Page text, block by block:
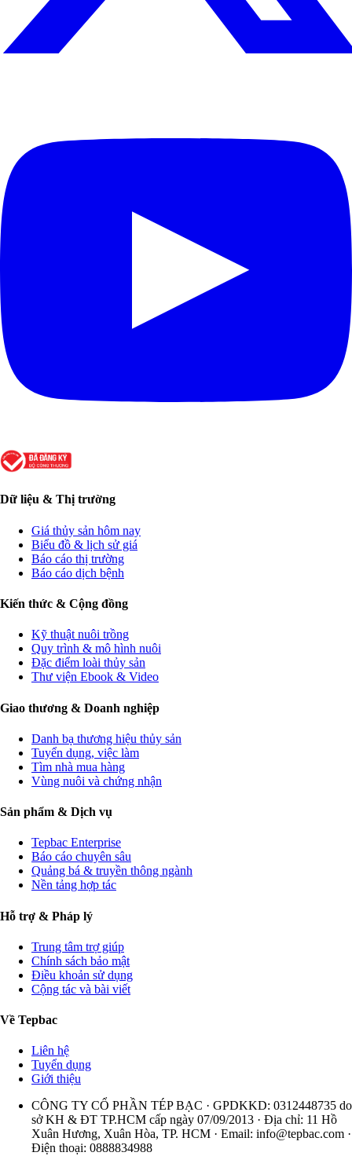
Dữ liệu & Thị trường
Giá thủy sản hôm nay
Biểu đồ & lịch sử giá
Báo cáo thị trường
Báo cáo dịch bệnh
Kiến thức & Cộng đồng
Kỹ thuật nuôi trồng
Quy trình & mô hình nuôi
Đặc điểm loài thủy sản
Thư viện Ebook & Video
Giao thương & Doanh nghiệp
Danh bạ thương hiệu thủy sản
Tuyển dụng, việc làm
Tìm nhà mua hàng
Vùng nuôi và chứng nhận
Sản phẩm & Dịch vụ
Tepbac Enterprise
Báo cáo chuyên sâu
Quảng bá & truyền thông ngành
Nền tảng hợp tác
Hỗ trợ & Pháp lý
Trung tâm trợ giúp
Chính sách bảo mật
Điều khoản sử dụng
Cộng tác và bài viết
Về Tepbac
Liên hệ
Tuyển dụng
Giới thiệu
CÔNG TY CỔ PHẦN TÉP BẠC · GPDKKD: 0312448735 do
sở KH & ĐT TP.HCM cấp ngày 07/09/2013 · Địa chỉ: 11 Hồ
Xuân Hương, Xuân Hòa, TP. HCM · Email: info@tepbac.com ·
Điện thoại: 0888834988